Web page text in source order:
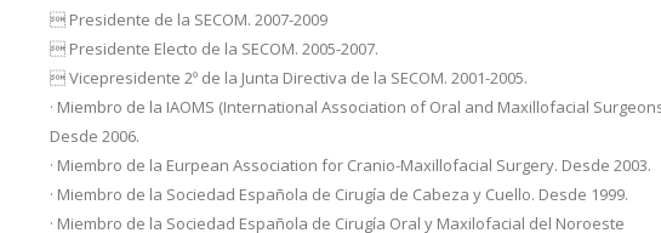
 Presidente de la SECOM. 2007-2009
 Presidente Electo de la SECOM. 2005-2007.
 Vicepresidente 2º de la Junta Directiva de la SECOM. 2001-2005.
· Miembro de la IAOMS (International Association of Oral and Maxillofacial
Desde 2006.
· Miembro de la Eurpean Association for Cranio-Maxillofacial Surgery. Desde 2003.
· Miembro de la Sociedad Española de Cirugía de Cabeza y Cuello. Desde 1999.
· Miembro de la Sociedad Española de Cirugía Oral y Maxilofacial del Noroeste